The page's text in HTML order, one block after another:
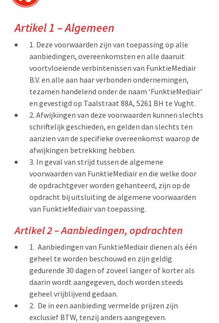
Artikel 1 – Algemeen
Deze voorwaarden zijn van toepassing op alle
aanbiedingen, overeenkomsten en alle daaruit
voortvloeiende verbintenissen van FunktieMediair
B.V. en alle aan haar verbonden ondernemingen,
tezamen handelend onder de naam ‘FunktieMediair’
en gevestigd op Taalstraat 88A, 5261 BH te Vught.
Afwijkingen van deze voorwaarden kunnen slechts
schriftelijk geschieden, en gelden dan slechts ten
aanzien van de specifieke overeenkomst waarop de
afwijkingen betrekking hebben.
In geval van strijd tussen de algemene
voorwaarden van FunktieMediair en die welke door
de opdrachtgever worden gehanteerd, zijn op de
opdracht bij uitsluiting de algemene voorwaarden
van FunktieMediair van toepassing.
Artikel 2 – Aanbiedingen, opdrachten
Aanbiedingen van FunktieMediair dienen als één
geheel te worden beschouwd en zijn geldig
gedurende 30 dagen of zoveel langer of korter als
daarin wordt aangegeven, doch worden steeds
geheel vrijblijvend gedaan.
De in een aanbieding vermelde prijzen zijn
exclusief BTW, tenzij anders aangegeven.